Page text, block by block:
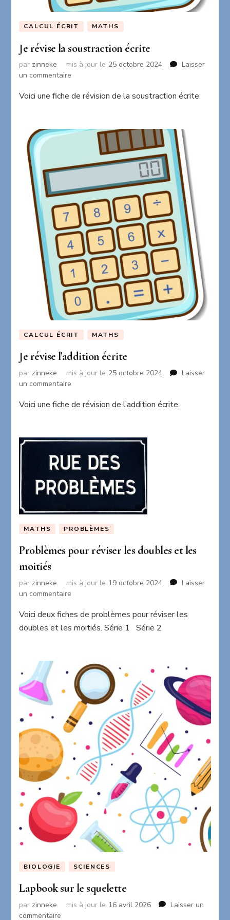
CALCUL ÉCRIT MATHS
Je révise la soustraction écrite
par zinneke mis à jour le 25 octobre 2024
Laisser
un commentaire
révise
écrite
Voici une fiche de révision de la soustraction écrite.
CALCUL ÉCRIT MATHS
Je révise l’addition écrite
par zinneke mis à jour le 25 octobre 2024
Laisser
un commentaire
révise
Voici une fiche de révision de l’addition écrite.
MATHS PROBLÈMES
Problèmes pour réviser les doubles et les
moitiés
par zinneke mis à jour le 19 octobre 2024
Laisser
un commentaire
pour
réviser
les
moitiés
Voici deux fiches de problèmes pour réviser les
doubles et les moitiés. Série 1 Série 2
BIOLOGIE SCIENCES
Lapbook sur le squelette
par zinneke mis à jour le 16 avril 2026
Laisser un
commentaire